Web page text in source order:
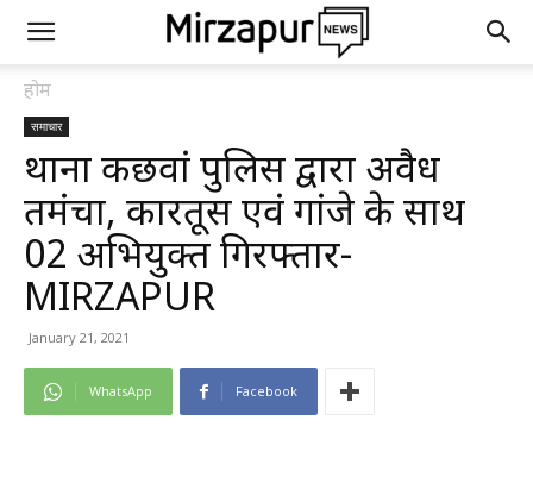
होम
समाचार
थाना कछवां पुलिस द्वारा अवैध
तमंचा, कारतूस एवं गांजे के साथ
02 अभियुक्त गिरफ्तार-
MIRZAPUR
January 21, 2021
WhatsApp Facebook